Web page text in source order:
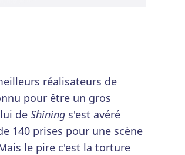
réalisateurs de
pour être un gros
de Shining s'est avéré
140 prises pour une scène
le pire c'est la torture